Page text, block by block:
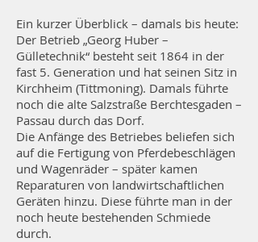
Ein kurzer Überblick – damals bis heute:
Der Betrieb „Georg Huber –
Gülletechnik“ besteht seit 1864 in der
fast 5. Generation und hat seinen Sitz in
Kirchheim (Tittmoning). Damals führte
noch die alte Salzstraße Berchtesgaden –
Passau durch das Dorf.
Die Anfänge des Betriebes beliefen sich
auf die Fertigung von Pferdebeschlägen
und Wagenräder – später kamen
Reparaturen von landwirtschaftlichen
Geräten hinzu. Diese führte man in der
noch heute bestehenden Schmiede
durch.